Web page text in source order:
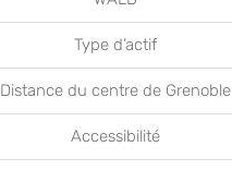
Type d’actif
Distance du centre de Grenoble
Accessibilité